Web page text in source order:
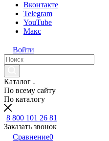
Вконтакте
Telegram
YouTube
Макс
Войти
Каталог
По всему сайту
По каталогу
8 800 101 26 81
Заказать звонок
Сравнение0